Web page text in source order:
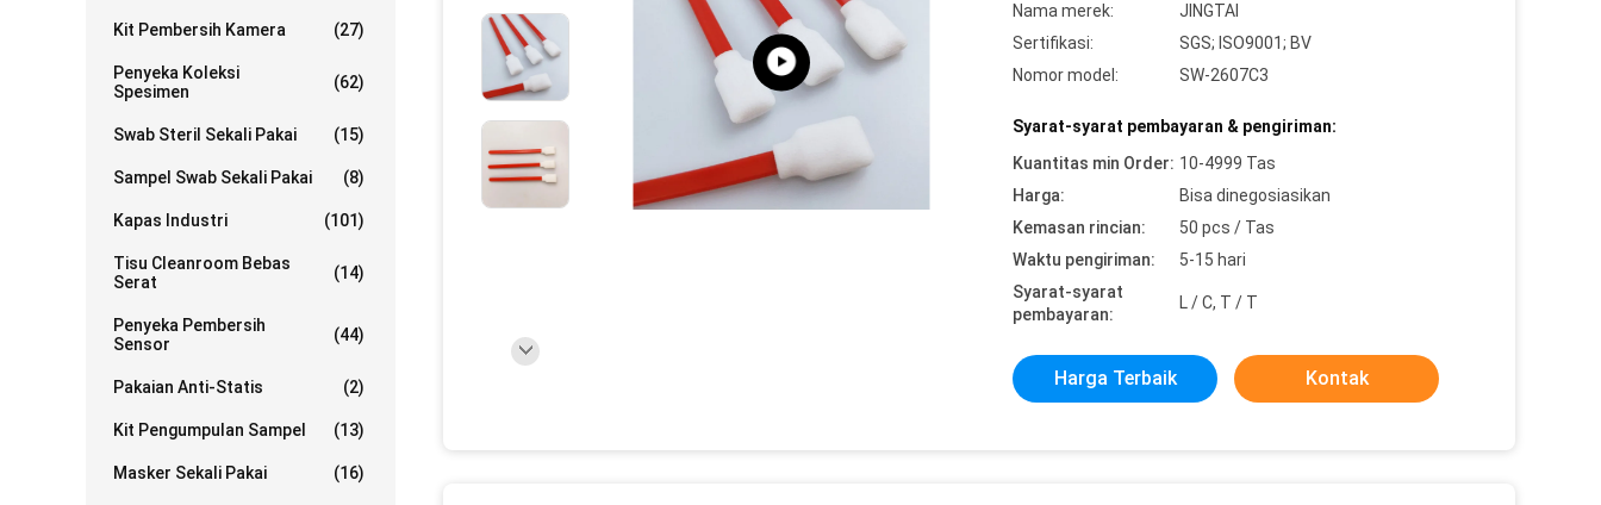
Kit Pembersih Kamera (27)
Penyeka Koleksi
Spesimen
(62)
Swab Steril Sekali Pakai (15)
Sampel Swab Sekali Pakai (8)
Kapas Industri (101)
Tisu Cleanroom Bebas
Serat
(14)
Penyeka Pembersih
Sensor
(44)
Pakaian Anti-Statis (2)
Kit Pengumpulan Sampel (13)
Masker Sekali Pakai (16)
Nama merek:
JINGTAI
Sertifikasi:
SGS; ISO9001; BV
Nomor model:
SW-2607C3
Syarat-syarat pembayaran & pengiriman:
Kuantitas min Order: 10-4999 Tas
Harga:
Bisa dinegosiasikan
Kemasan rincian:
50 pcs / Tas
Waktu pengiriman:
5-15 hari
Syarat-syarat
pembayaran:
L / C, T / T
Harga Terbaik Kontak